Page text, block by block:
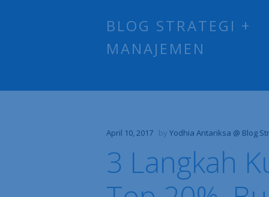
BLOG STRATEGI +
MANAJEMEN
April 10, 2017 by Yodhia Antariksa @ Blog
3 Langkah